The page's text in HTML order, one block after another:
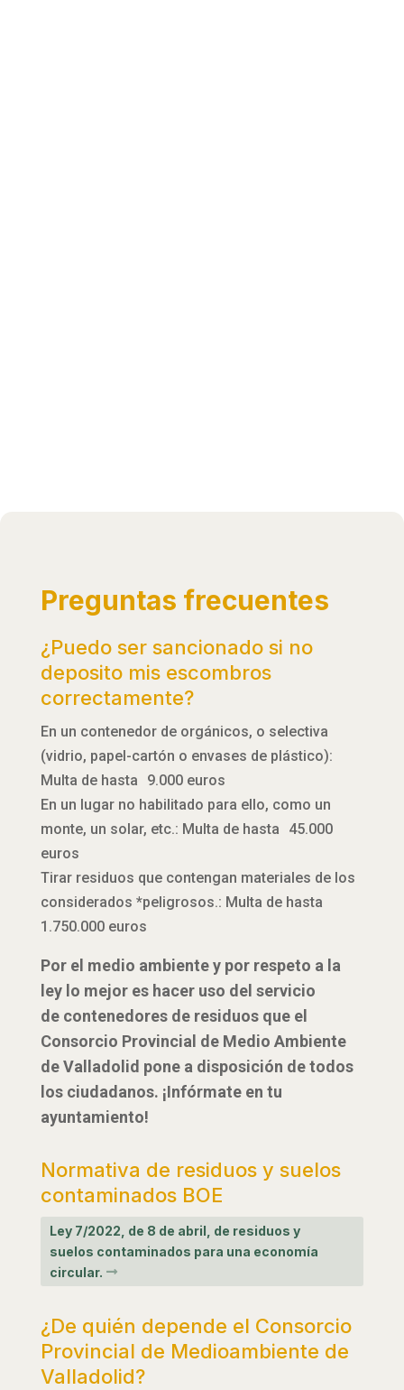
Preguntas frecuentes
¿Puedo ser sancionado si no
deposito mis escombros
correctamente?
En un contenedor de orgánicos, o selectiva
(vidrio, papel-cartón o envases de plástico):
Multa de hasta 9.000 euros
En un lugar no habilitado para ello, como un
monte, un solar, etc.: Multa de hasta 45.000
euros
Tirar residuos que contengan materiales de los
considerados *peligrosos.: Multa de hasta
1.750.000 euros
Por el medio ambiente y por respeto a la
ley lo mejor es hacer uso del servicio
de contenedores de residuos que el
Consorcio Provincial de Medio Ambiente
de Valladolid pone a disposición de todos
los ciudadanos. ¡Infórmate en tu
ayuntamiento!
Normativa de residuos y suelos
contaminados BOE
Ley 7/2022, de 8 de abril, de residuos y
suelos contaminados para una economía
circular.
¿De quién depende el Consorcio
Provincial de Medioambiente de
Valladolid?